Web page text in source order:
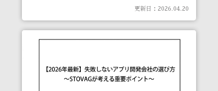
更新日：2026.04.20